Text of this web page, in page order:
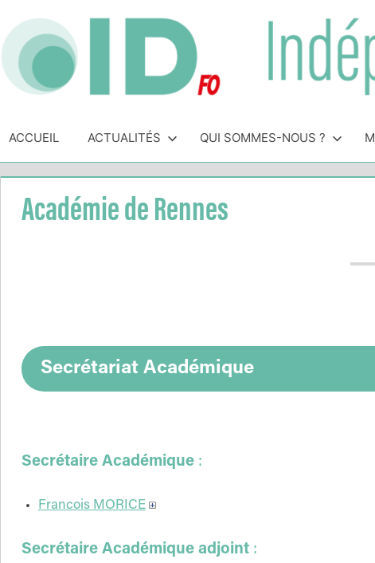
content
&
Direction
indépendant
direction
ACCUEIL ACTUALITÉS QUI SOMMES-NOUS ?
Académie de Rennes
Secrétariat Académique
Secrétaire Académique:
Francois MORICE
Secrétaire Académique adjoint: